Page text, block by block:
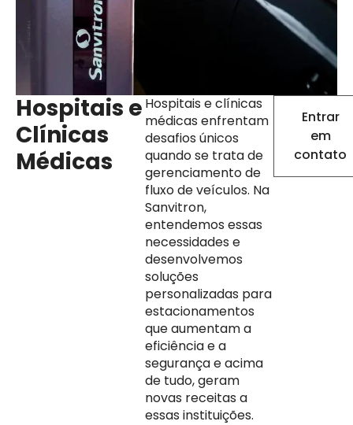
Hospitais e
Clínicas
Médicas
Hospitais e clínicas
médicas enfrentam
desafios únicos
quando se trata de
gerenciamento de
fluxo de veículos. Na
Sanvitron,
entendemos essas
necessidades e
desenvolvemos
soluções
personalizadas para
estacionamentos
que aumentam a
eficiência e a
segurança e acima
de tudo, geram
novas receitas a
essas instituições.
Entrar
em
contato